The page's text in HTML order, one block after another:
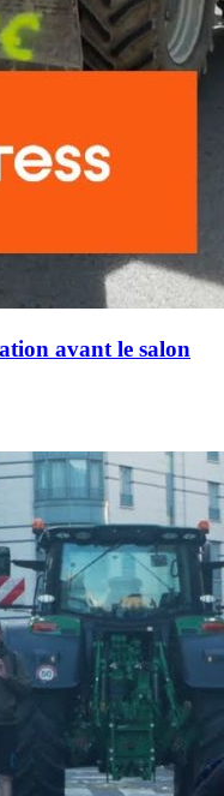
avant le salon